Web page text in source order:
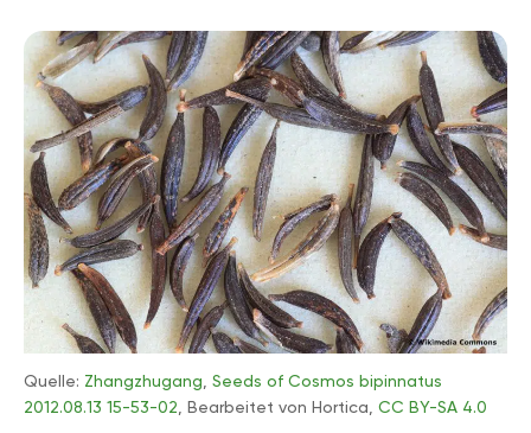
Quelle: Zhangzhugang Seeds of Cosmos bipinnatus
2012.08.13 15-53-02 , Bearbeitet von Hortica, CC BY-SA 4.0